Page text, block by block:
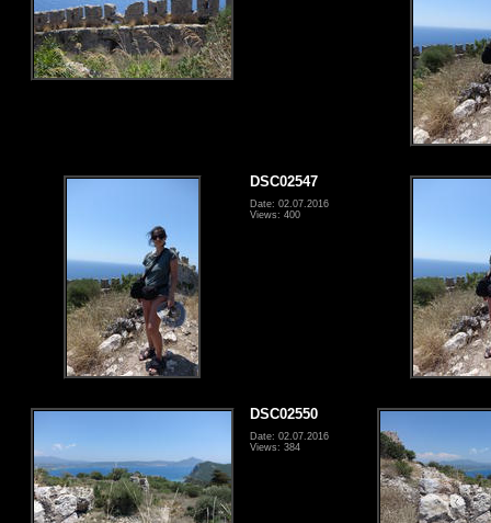
DSC02547
Date: 02.07.2016
Views: 400
DSC02550
Date: 02.07.2016
Views: 384